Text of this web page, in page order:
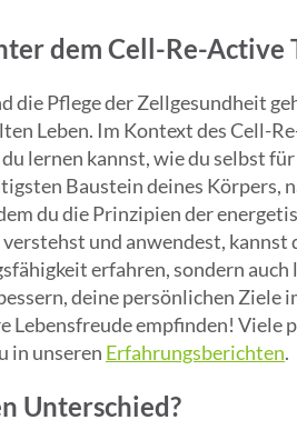
dem Cell-Re-Active
die Pflege der Zellgesundheit
Leben. Im Kontext des Cell-
lernen kannst, wie du selbst
Baustein deines Körpers,
du die Prinzipien der
und anwendest, kannst
erfahren, sondern
deine persönlichen Ziele
Lebensfreude empfinden! Viele
in unseren Erfahrungsberichten.
Unterschied?